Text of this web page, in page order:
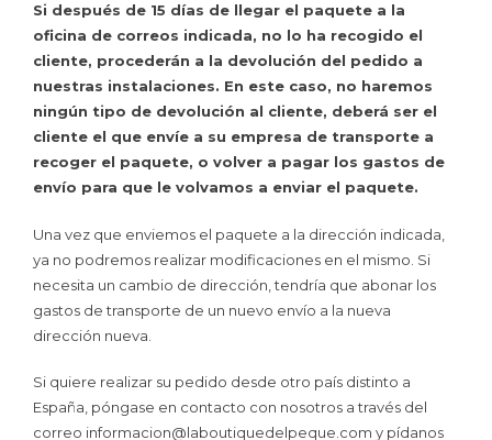
Si después de 15 días de llegar el paquete a la
oficina de correos indicada, no lo ha recogido el
cliente, procederán a la devolución del pedido a
nuestras instalaciones. En este caso, no haremos
ningún tipo de devolución al cliente, deberá ser el
cliente el que envíe a su empresa de transporte a
recoger el paquete, o volver a pagar los gastos de
envío para que le volvamos a enviar el paquete.
Una vez que enviemos el paquete a la dirección indicada,
ya no podremos realizar modificaciones en el mismo. Si
necesita un cambio de dirección, tendría que abonar los
gastos de transporte de un nuevo envío a la nueva
dirección nueva.
Si quiere realizar su pedido desde otro país distinto a
España, póngase en contacto con nosotros a través del
correo informacion@laboutiquedelpeque.com y pídanos